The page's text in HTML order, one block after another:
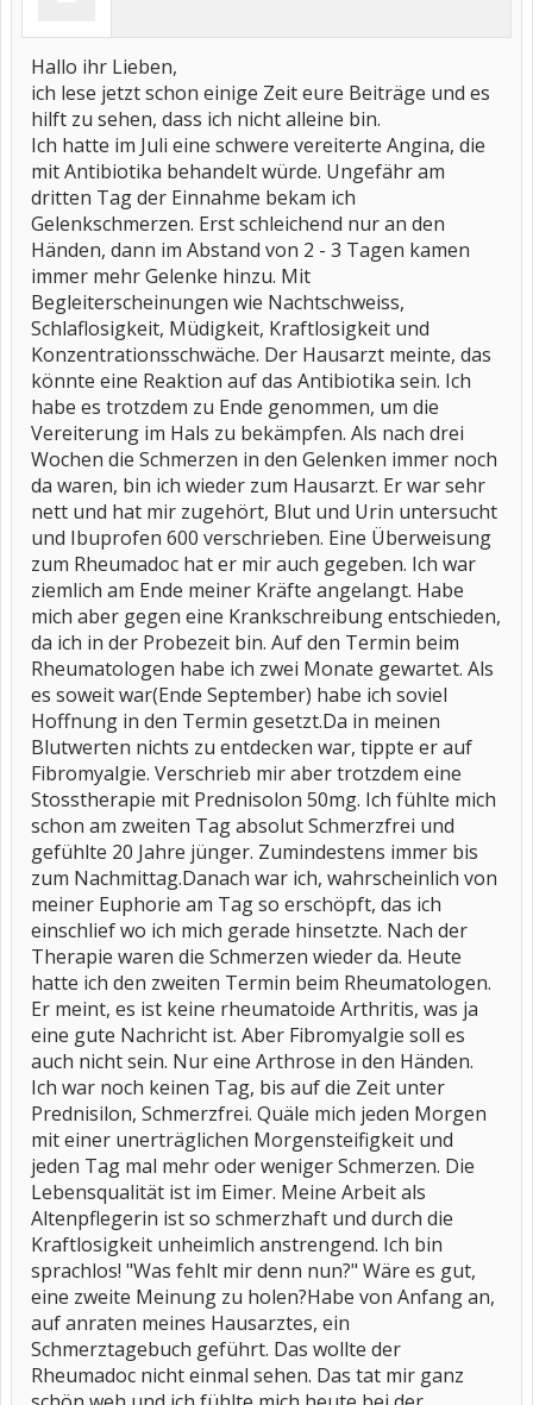
Hallo ihr Lieben,
ich lese jetzt schon einige Zeit eure Beiträge und es
hilft zu sehen, dass ich nicht alleine bin.
Ich hatte im Juli eine schwere vereiterte Angina, die
mit Antibiotika behandelt würde. Ungefähr am
dritten Tag der Einnahme bekam ich
Gelenkschmerzen. Erst schleichend nur an den
Händen, dann im Abstand von 2 - 3 Tagen kamen
immer mehr Gelenke hinzu. Mit
Begleiterscheinungen wie Nachtschweiss,
Schlaflosigkeit, Müdigkeit, Kraftlosigkeit und
Konzentrationsschwäche. Der Hausarzt meinte, das
könnte eine Reaktion auf das Antibiotika sein. Ich
habe es trotzdem zu Ende genommen, um die
Vereiterung im Hals zu bekämpfen. Als nach drei
Wochen die Schmerzen in den Gelenken immer noch
da waren, bin ich wieder zum Hausarzt. Er war sehr
nett und hat mir zugehört, Blut und Urin untersucht
und Ibuprofen 600 verschrieben. Eine Überweisung
zum Rheumadoc hat er mir auch gegeben. Ich war
ziemlich am Ende meiner Kräfte angelangt. Habe
mich aber gegen eine Krankschreibung entschieden,
da ich in der Probezeit bin. Auf den Termin beim
Rheumatologen habe ich zwei Monate gewartet. Als
es soweit war(Ende September) habe ich soviel
Hoffnung in den Termin gesetzt.Da in meinen
Blutwerten nichts zu entdecken war, tippte er auf
Fibromyalgie. Verschrieb mir aber trotzdem eine
Stosstherapie mit Prednisolon 50mg. Ich fühlte mich
schon am zweiten Tag absolut Schmerzfrei und
gefühlte 20 Jahre jünger. Zumindestens immer bis
zum Nachmittag.Danach war ich, wahrscheinlich von
meiner Euphorie am Tag so erschöpft, das ich
einschlief wo ich mich gerade hinsetzte. Nach der
Therapie waren die Schmerzen wieder da. Heute
hatte ich den zweiten Termin beim Rheumatologen.
Er meint, es ist keine rheumatoide Arthritis, was ja
eine gute Nachricht ist. Aber Fibromyalgie soll es
auch nicht sein. Nur eine Arthrose in den Händen.
Ich war noch keinen Tag, bis auf die Zeit unter
Prednisilon, Schmerzfrei. Quäle mich jeden Morgen
mit einer unerträglichen Morgensteifigkeit und
jeden Tag mal mehr oder weniger Schmerzen. Die
Lebensqualität ist im Eimer. Meine Arbeit als
Altenpflegerin ist so schmerzhaft und durch die
Kraftlosigkeit unheimlich anstrengend. Ich bin
sprachlos! "Was fehlt mir denn nun?" Wäre es gut,
eine zweite Meinung zu holen?Habe von Anfang an,
auf anraten meines Hausarztes, ein
Schmerztagebuch geführt. Das wollte der
Rheumadoc nicht einmal sehen. Das tat mir ganz